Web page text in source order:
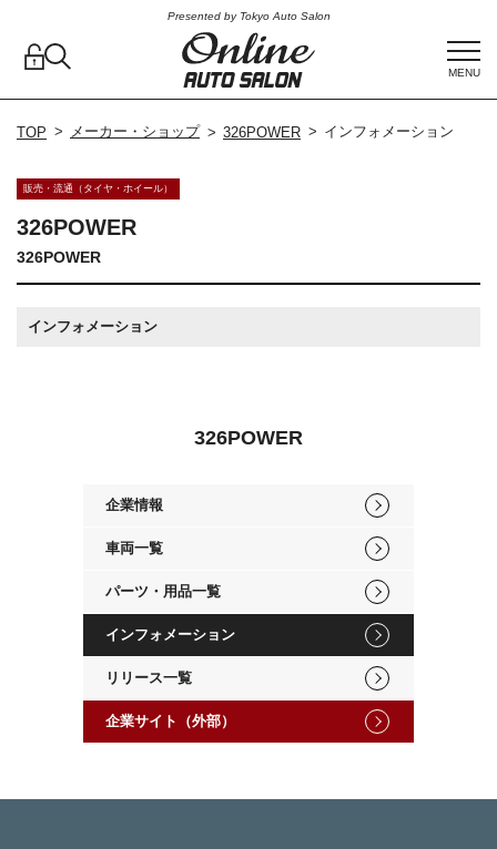
Presented by Tokyo Auto Salon
MENU
TOP メーカー・ショップ 326POWER インフォメーション
販売・流通（タイヤ・ホイール）
326POWER
326POWER
インフォメーション
326POWER
企業情報
車両一覧
パーツ・用品一覧
インフォメーション
リリース一覧
企業サイト（外部）